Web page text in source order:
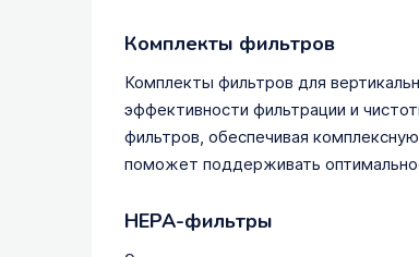
Комплекты фильтров
Комплекты фильтров для
эффективности фильтрации и
фильтров, обеспечивая
поможет поддерживать
HEPA-фильтры